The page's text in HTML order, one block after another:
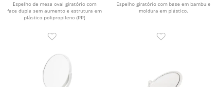
Espelho de mesa oval giratório com
face dupla sem aumento e estrutura em
plástico polipropileno (PP)
Espelho giratório com base em bambu e
moldura em plástico.